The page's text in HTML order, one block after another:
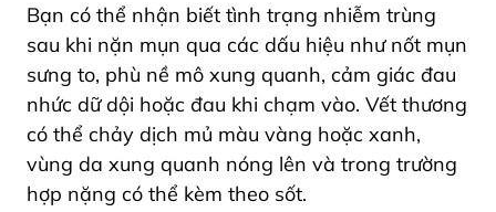
Bạn có thể nhận biết tình trạng nhiễm trùng
sau khi nặn mụn qua các dấu hiệu như nốt mụn
sưng to, phù nề mô xung quanh, cảm giác đau
nhức dữ dội hoặc đau khi chạm vào. Vết thương
có thể chảy dịch mủ màu vàng hoặc xanh,
vùng da xung quanh nóng lên và trong trường
hợp nặng có thể kèm theo sốt.